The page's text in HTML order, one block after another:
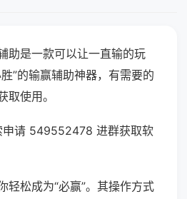
助是一款可以让一直输的玩
”的输赢辅助神器，有需要的
取使用。
申请 549552478 进群获取软
轻松成为“必赢”。其操作方式